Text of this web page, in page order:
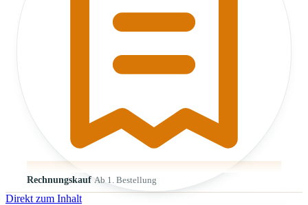
Rechnungskauf Ab 1. Bestellung
Direkt zum Inhalt